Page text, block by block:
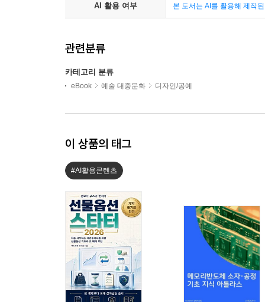
AI 활용 여부 본 도서는 AI를 활용해 제작
관련분류
카테고리 분류
eBook 예술 대중문화 디자인/공예
이 상품의 태그
#AI활용콘텐츠